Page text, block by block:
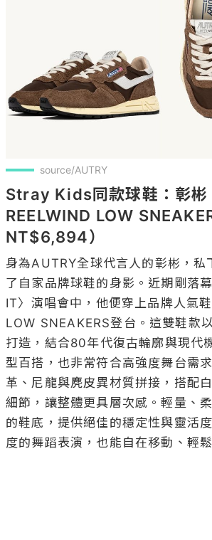
source/AUTRY
Stray Kids同款球鞋：彰彬
REELWIND LOW
NT$6,894）
身為AUTRY全球代言人的彰彬，私
了自家品牌球鞋的身影。近期剛落
IT〉演唱會中，他便穿上品牌人氣
LOW SNEAKERS登台。這雙鞋款
打造，結合80年代復古輪廓與現代
型百搭，也非常符合高強度舞台需
革、尼龍與麂皮異材質拼接，搭配
細節，讓整體更具層次感。輕量、
的鞋底，提供絕佳的穩定性與靈活
度的舞蹈表演，也能自在移動、輕鬆